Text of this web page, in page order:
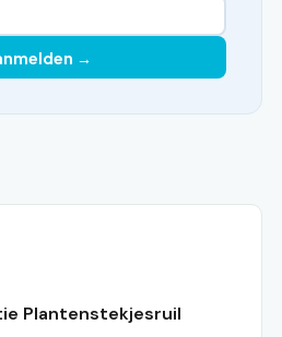
→
Plantenstekjesruil